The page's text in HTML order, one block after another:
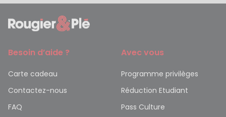
Besoin d’aide ?
Carte cadeau
Contactez-nous
FAQ
Avec vous
Programme privilèges
Réduction Etudiant
Pass Culture